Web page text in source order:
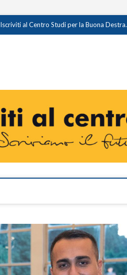
Iscriviti al Centro Studi per la Buona Destra.